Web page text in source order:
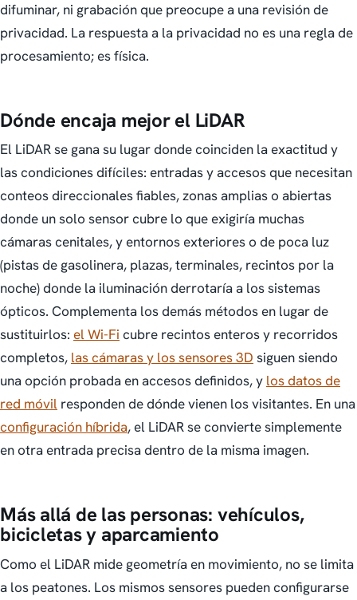
difuminar, ni grabación que preocupe a una revisión de
privacidad. La respuesta a la privacidad no es una regla de
procesamiento; es física.
Dónde encaja mejor el LiDAR
El LiDAR se gana su lugar donde coinciden la exactitud y
las condiciones difíciles: entradas y accesos que necesitan
conteos direccionales fiables, zonas amplias o abiertas
donde un solo sensor cubre lo que exigiría muchas
cámaras cenitales, y entornos exteriores o de poca luz
(pistas de gasolinera, plazas, terminales, recintos por la
noche) donde la iluminación derrotaría a los sistemas
ópticos. Complementa los demás métodos en lugar de
sustituirlos: el Wi-Fi cubre recintos enteros y recorridos
completos, las cámaras y los sensores 3D siguen siendo
una opción probada en accesos definidos, y los datos de
red móvil responden de dónde vienen los visitantes. En una
configuración híbrida, el LiDAR se convierte simplemente
en otra entrada precisa dentro de la misma imagen.
Más allá de las personas: vehículos,
bicicletas y aparcamiento
Como el LiDAR mide geometría en movimiento, no se limita
a los peatones. Los mismos sensores pueden configurarse